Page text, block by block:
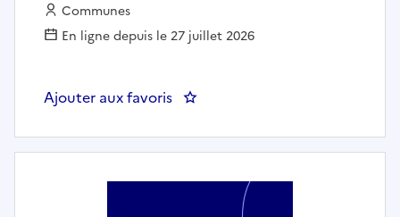
Employeur :
Communes
En ligne depuis le 27 juillet 2026
Ajouter aux favoris : Professeur d'espagnol -